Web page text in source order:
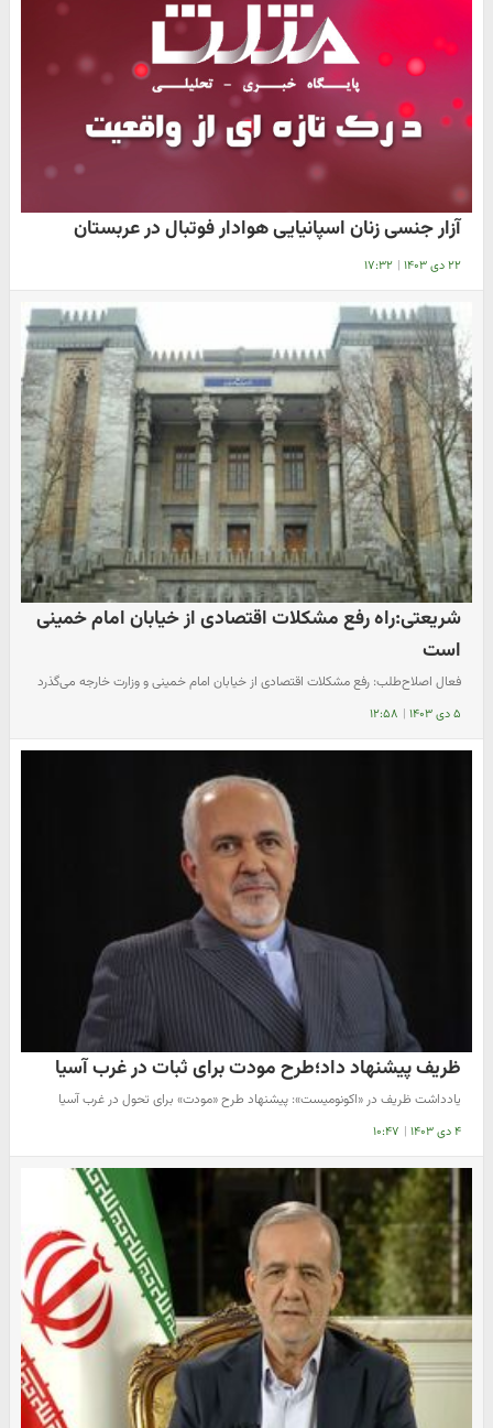
آزار جنسی زنان اسپانیایی هوادار فوتبال در عربستان
۲۲ دی ۱۴۰۳ | ۱۷:۳۲
شریعتی:راه رفع مشکلات اقتصادی از خیابان امام خمینی
است
فعال اصلاح‌طلب: رفع مشکلات اقتصادی از خیابان امام خمینی و وزارت خارجه می‌گذرد
۵ دی ۱۴۰۳ | ۱۲:۵۸
ظریف پیشنهاد داد؛طرح مودت برای ثبات در غرب آسیا
یادداشت ظریف در «اکونومیست»: پیشنهاد طرح «مودت» برای تحول در غرب آسیا
۴ دی ۱۴۰۳ | ۱۰:۴۷